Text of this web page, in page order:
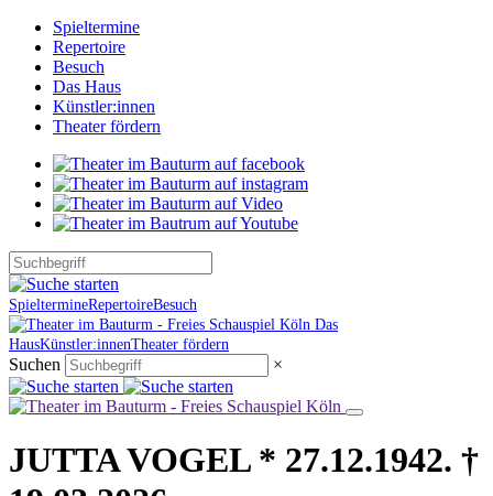
Spieltermine
Repertoire
Besuch
Das Haus
Künstler:innen
Theater fördern
SpieltermineRepertoireBesuch
Das
HausKünstler:innenTheater fördern
Suchen ×
JUTTA VOGEL * 27.12.1942. †